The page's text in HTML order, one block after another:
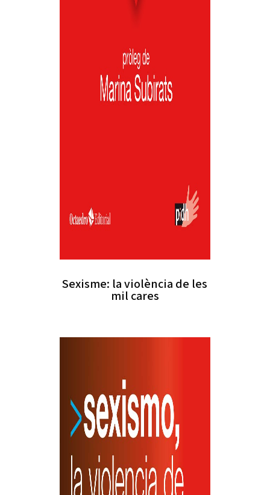
Sexisme: la violència de les
mil cares